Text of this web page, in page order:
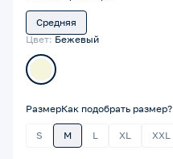
Средняя
Цвет: Бежевый
РазмерКак подобрать размер?
S M L XL XXL